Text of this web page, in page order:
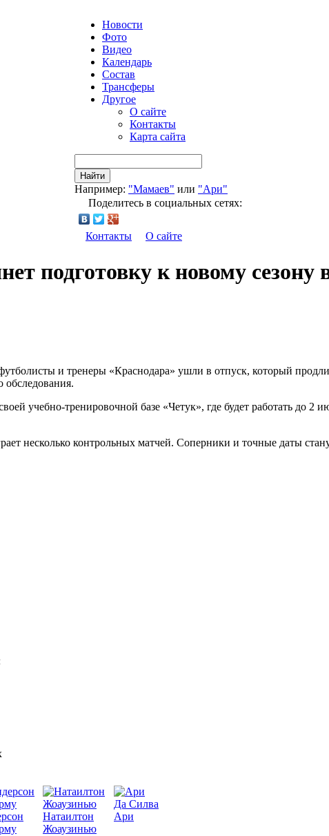
Новости
Фото
Видео
Календарь
Состав
Трансферы
Другое
О сайте
Контакты
Карта сайта
Найти
Например: "Мамаев" или "Ари"
Поделитесь в социальных сетях:
Контакты О сайте
подготовку к новому сезону
и тренеры «Краснодара» ушли в отпуск, который
обследования.
учебно-тренировочной базе «Четук», где будет работать до
несколько контрольных матчей. Соперники и точные даты
Натаилтон
Жоаузинью
Да Силва
Ари